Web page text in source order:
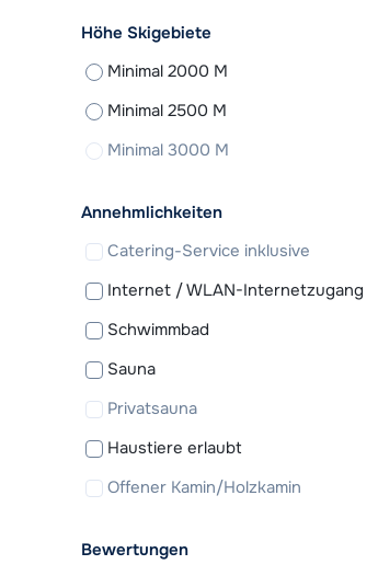
Höhe Skigebiete
Minimal 2000 M
Minimal 2500 M
Minimal 3000 M
Annehmlichkeiten
Catering-Service inklusive
Internet / WLAN-Internetzugang
Schwimmbad
Sauna
Privatsauna
Haustiere erlaubt
Offener Kamin/Holzkamin
Bewertungen